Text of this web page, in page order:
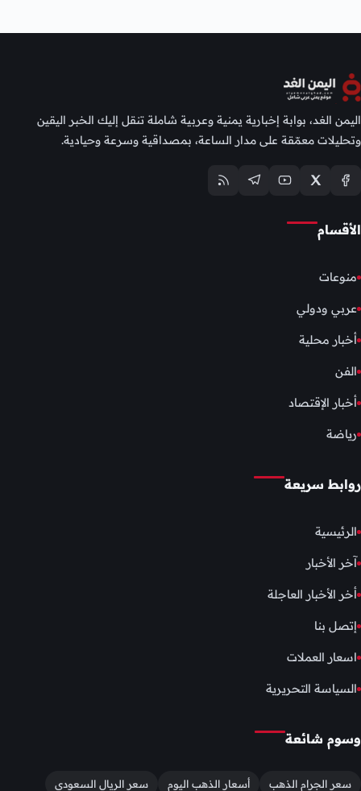
اليمن الغد، بوابة إخبارية يمنية وعربية شاملة تنقل إليك الخبر اليقين
وتحليلات معمّقة على مدار الساعة، بمصداقية وسرعة وحيادية.
الأقسام
منوعات
عربي ودولي
أخبار محلية
الفن
أخبار الإقتصاد
رياضة
روابط سريعة
الرئيسية
آخر الأخبار
أخر الأخبار العاجلة
إتصل بنا
اسعار العملات
السياسة التحريرية
وسوم شائعة
سعر الجرام الذهب أسعار الذهب اليوم سعر الريال السعودي